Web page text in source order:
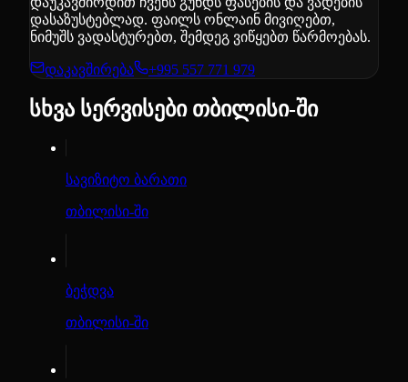
დასაზუსტებლად. ფაილს ონლაინ მივიღებთ,
ნიმუშს ვადასტურებთ, შემდეგ ვიწყებთ წარმოებას.
დაკავშირება +995 557 771 979
სხვა სერვისები თბილისი-ში
სავიზიტო ბარათი
თბილისი-ში
ბეჭდვა
თბილისი-ში